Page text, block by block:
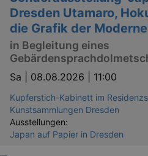
Dresden Utamaro,
die Grafik der
in Begleitung eines
Sa | 08.08.2026 | 11:00
Kupferstich-Kabinett im
Kunstsammlungen Dresden
Ausstellungen:
Japan auf Papier in Dresden